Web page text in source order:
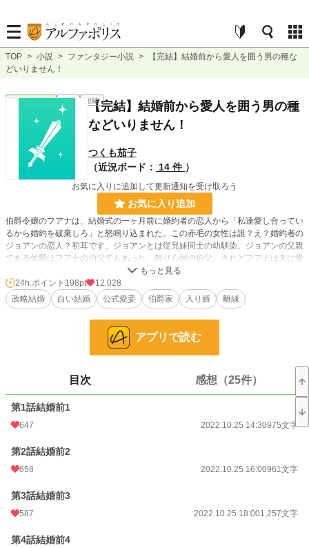
TOP > 小説 > ファンタジー小説 >
【完結】結婚前から愛人を囲う男の種な
どいりません！
ファンタジー 完結 短編
【完結】結婚前から愛人を囲う男の種
などいりません！
つくも茄子
（近況ボード：
14 件 ）
お気に入りに追加して更新通知を受け取ろう
お気に入り追加
伯爵令嬢のフアナは、結婚式の一ヶ月前に婚約者の恋人から「私達愛し合ってい
るから婚約を破棄しろ」と怒鳴り込まれた。この赤毛の女性は誰？え？婚約者の
ジョアンの恋人？初耳です。ジョアンとは従兄妹同士の幼馴染。ジョアンの父親
である侯爵はフアナの伯父でもあった。怒り心頭の伯父。されどフアナは夫に愛
人がいても一向に構わない。というよりも、結婚一ヶ月前に破棄など常識に考え
て無理である。無事に結婚は済ませたものの、夫は新妻を蔑ろにする。何か勘違
いしているようですが、伯爵家の世継ぎは私から生まれた子供がなるんですよ？
父親？別に書類上の夫である必要はありません。そんな、フアナに最高の「種」
6,993 位 / 228,635 件
ファンタジー 1,521 位 / 53,272 件
更新日時
24h.ポイント 198pt
12,028
政略結婚
白い結婚 公式愛妾 伯爵家 入り婿 離縁
アプリで読む
目次 感想（25件）
第1話結婚前1
647 2022.10.25 14:30975文字
第2話結婚前2
658 2022.10.25 16:00961文字
第3話結婚前3
587 2022.10.25 18:001,257文字
第4話結婚前4